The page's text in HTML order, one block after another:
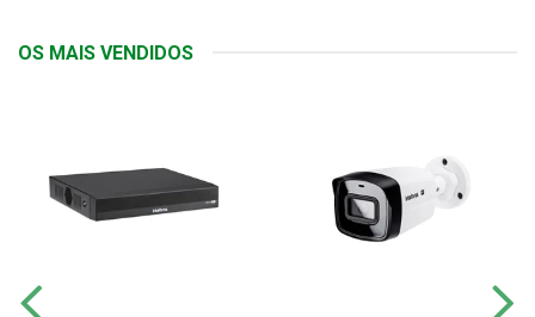
OS MAIS VENDIDOS